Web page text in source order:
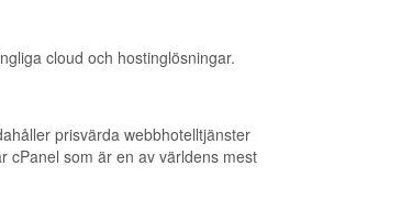
cloud och hostinglösningar.
prisvärda webbhotelltjänster
cPanel som är en av världens mest